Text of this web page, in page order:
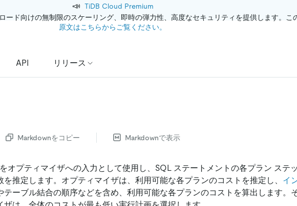
📣 TiDB Cloud Premium
ド向けの無制限のスケーリング、即時の弾力性、高度なセキュリティを提供します。こ
原文はこちらからご覧ください。
API リリース
Markdownをコピー Markdownで表示
オプティマイザへの入力として使用し、SQL ステートメントの各プラン ステッ
を推定します。オプティマイザは、利用可能な各プランのコストを推定し、 イ
テーブル結合の順序などを含め、利用可能な各プランのコストを算出します。